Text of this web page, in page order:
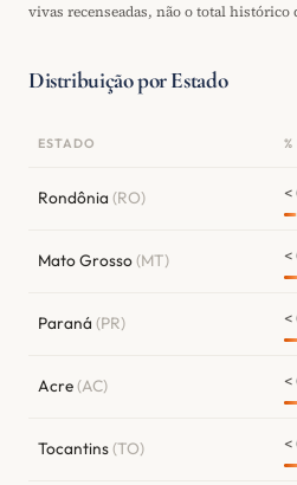
vivas recenseadas, não o total histórico
Distribuição por Estado
ESTADO
Rondônia (RO) <
Mato Grosso(MT) <
Paraná (PR) <
Acre(AC) <
Tocantins(TO) <